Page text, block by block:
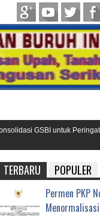
GSBI untuk Peringatan
TERBARU POPULER
Permen PKP